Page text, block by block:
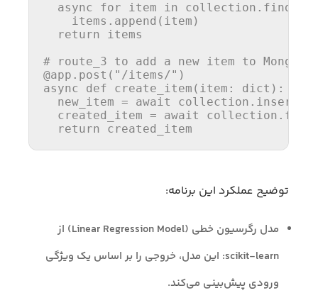
async
for item in collection.find():
    items.append(item)
return items
# route_3 to add a new item to MongoDB
@app.post( "/items/" )
async
def create_item ( item: dict ):
  new_item =
await
  created_item =
await
return created_item
توضیح عملکرد این برنامه:
مدل رگرسیون خطی (Linear Regression Model) از
scikit-learn: این مدل، خروجی را بر اساس یک ویژگی
ورودی پیش‌بینی می‌کند.